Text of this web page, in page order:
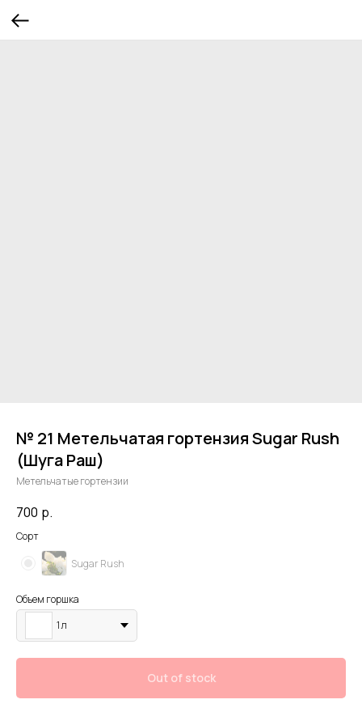
№ 21 Метельчатая гортензия Sugar Rush
(Шуга Раш)
Метельчатые гортензии
700 р.
Cорт
Sugar Rush
Объем гоpшка
1 л
Out of stock